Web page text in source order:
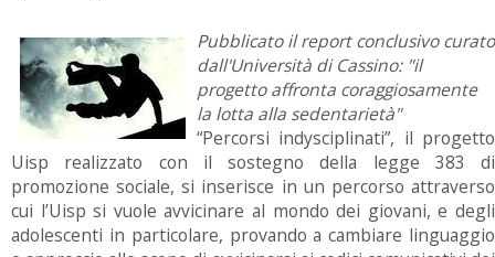
Pubblicato il report conclusivo curato
dall'Università di Cassino: "il
progetto affronta coraggiosamente
la lotta alla sedentarietà"
“Percorsi indysciplinati”, il progetto
Uisp realizzato con il sostegno della legge 383 di
promozione sociale, si inserisce in un percorso attraverso
cui l’Uisp si vuole avvicinare al mondo dei giovani, e degli
adolescenti in particolare, provando a cambiare linguaggio